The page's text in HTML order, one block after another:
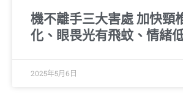
機不離手三大害處 加快頸
化、眼畏光有飛蚊、情緒
2025年5月6日